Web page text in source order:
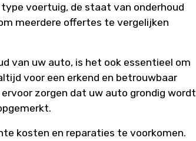
voertuig, de staat van onderhoud
meerdere offertes te vergelijken
van uw auto, is het ook essentieel om
voor een erkend en betrouwbaar
zorgen dat uw auto grondig wordt
kosten en reparaties te voorkomen.